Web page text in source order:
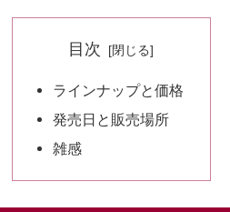
目次
ラインナップと価格
発売日と販売場所
雑感